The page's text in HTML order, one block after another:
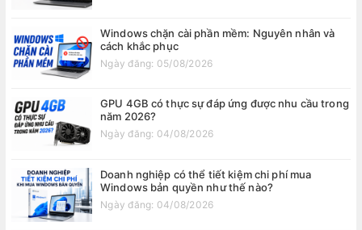
Windows chặn cài phần mềm: Nguyên nhân và
cách khắc phục
Ngày đăng: 05/08/2026
GPU 4GB có thực sự đáp ứng được nhu cầu trong
năm 2026?
Ngày đăng: 04/08/2026
Doanh nghiệp có thể tiết kiệm chi phí mua
Windows bản quyền như thế nào?
Ngày đăng: 04/08/2026